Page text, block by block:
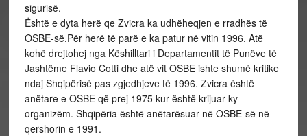
sigurisë.
Është e dyta herë qe Zvicra ka udhëheqjen e rradhës të
OSBE-së.Për herë të parë e ka patur në vitin 1996. Atë
kohë drejtohej nga Këshilltari i Departamentit të Punëve të
Jashtëme Flavio Cotti dhe atë vit OSBE ishte shumë kritike
ndaj Shqipërisë pas zgjedhjeve të 1996. Zvicra është
anëtare e OSBE që prej 1975 kur është krijuar ky
organizëm. Shqipëria është anëtarësuar në OSBE-së në
qershorin e 1991.